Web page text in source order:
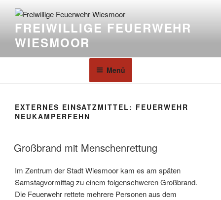
FREIWILLIGE FEUERWEHR
WIESMOOR
Menü
EXTERNES EINSATZMITTEL: FEUERWEHR
NEUKAMPERFEHN
Großbrand mit Menschenrettung
Im Zentrum der Stadt Wiesmoor kam es am späten
Samstagvormittag zu einem folgenschweren Großbrand.
Die Feuerwehr rettete mehrere Personen aus dem